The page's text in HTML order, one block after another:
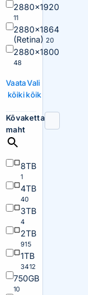
2880×1920
11
2880×1864
(Retina) 20
2880×1800
48
Vaata
kõiki
Vali
kõik
Kõvaketta
maht
8TB
1
4TB
40
3TB
4
2TB
915
1TB
3412
750GB
10